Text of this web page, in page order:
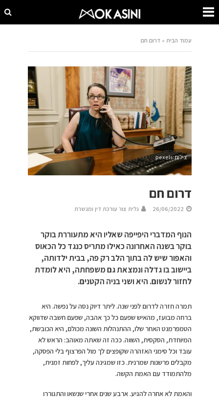
עמוד הבית »דרום חם
צילום:pexels
דרום חם
26/06/2022 גלית צור עורכת דין ומגשרת
הנוף המדברי היפייפה שאליו היא מתעוררת בוקר
בוקר בשנה האחרונה כאילו מתריס כנגד כל הכאוס
והאפור שיש לה בתוך הלב רק פה, בבית ילדותה,
ביישוב בו גדלה ונמצאת גם משפחתה, היא לומדת
לחזור לנשום. היא ושני בניה הקטנים.
תמרה חזרה לדרום לפני שנה. ליתר דיוק נסה על נפשה. היא
ברחה מבועז, מהאיש שפעם כל כך אהבה, שפעם חשבה שדווקא
הטמפרמנט האחר שלו, ההתנהלות השונה מכולם, היא הכובשת,
המיוחדת, הסקסית, השווה. ככה זה שאתה מאוהב: הראש לא
עובד וכל סימני האזהרה שקופצים לך מול הפרצוף בלי הפסקה,
מקבלים פרשנות שמרנית. כזו שמגינה עליך, לפחות זמנית,
מלהתמודד עם האמת הקשה.
והאמת לא אחרה להגיע. ארבע שנים אחרי שנשאו והתגוררו